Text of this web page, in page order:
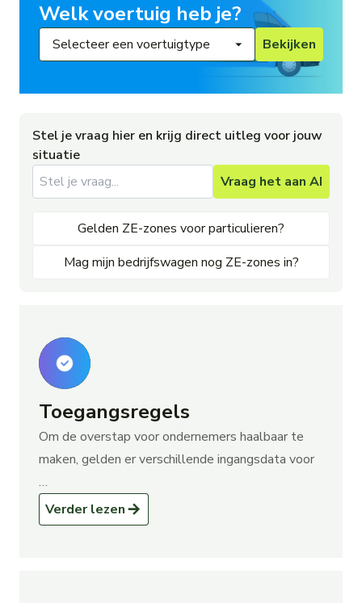
Welk voertuig heb je?
Bekijken
Stel je vraag hier en krijg direct uitleg voor jouw
situatie
Vraag het aan AI
Gelden ZE-zones voor particulieren?
Mag mijn bedrijfswagen nog ZE-zones in?
Toegangsregels
Om de overstap voor ondernemers haalbaar te
maken, gelden er verschillende ingangsdata voor
…
Verder lezenover Toegangsregels